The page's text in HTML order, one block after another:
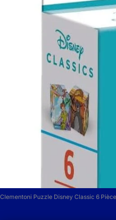
Clementoni Puzzle Disney Classic 6